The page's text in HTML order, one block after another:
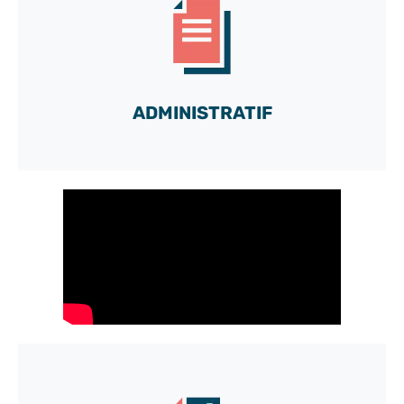
ADMINISTRATIF
DÉMO
à outils sur-mesure
C'est parti !